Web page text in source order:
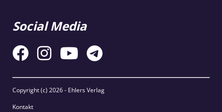
Social Media
Copyright (c) 2026 - Ehlers Verlag
Kontakt